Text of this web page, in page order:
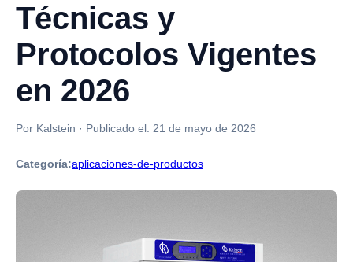
Técnicas y
Protocolos Vigentes
en 2026
Por Kalstein · Publicado el: 21 de mayo de 2026
Categoría:aplicaciones-de-productos